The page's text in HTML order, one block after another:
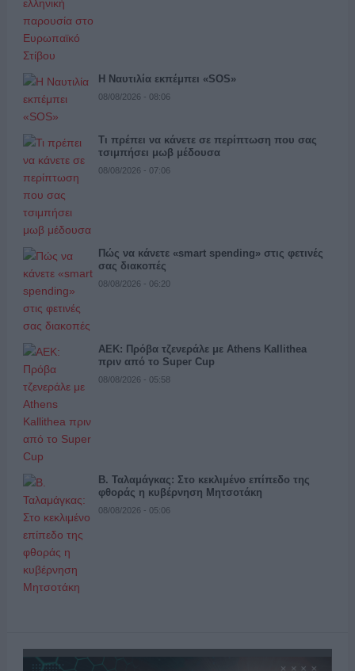
Η Ναυτιλία εκπέμπει «SOS»
08/08/2026 - 08:06
Τι πρέπει να κάνετε σε περίπτωση που σας
τσιμπήσει μωβ μέδουσα
08/08/2026 - 07:06
Πώς να κάνετε «smart spending» στις φετινές
σας διακοπές
08/08/2026 - 06:20
ΑΕΚ: Πρόβα τζενεράλε με Athens Kallithea
πριν από το Super Cup
08/08/2026 - 05:58
Β. Ταλαμάγκας: Στο κεκλιμένο επίπεδο της
φθοράς η κυβέρνηση Μητσοτάκη
08/08/2026 - 05:06